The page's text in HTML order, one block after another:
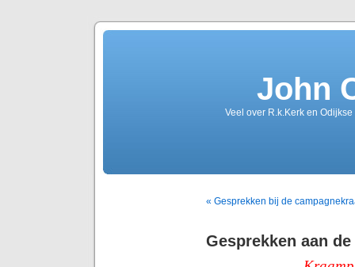
John
Veel over R.k.Kerk en
« Gesprekken bij de
Gesprekken aan